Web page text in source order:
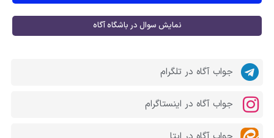
نمایش سوال در باشگاه آگاه
جواب آگاه در تلگرام
جواب آگاه در اینستاگرام